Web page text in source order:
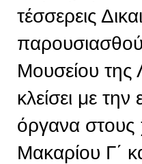
τέσσερεις
Μουσείου της
κλείσει με
όργανα στους
Μακαρίου Γ΄